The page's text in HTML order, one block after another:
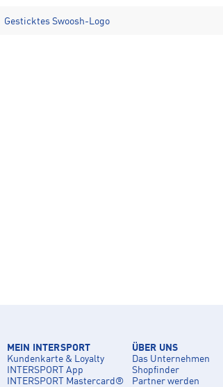
Gesticktes Swoosh-Logo
MEIN INTERSPORT
Kundenkarte & Loyalty
INTERSPORT App
INTERSPORT Mastercard®
ÜBER UNS
Das Unternehmen
Shopfinder
Partner werden